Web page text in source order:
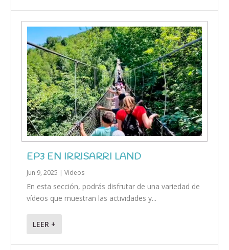
EP3 EN IRRISARRI LAND
Jun 9, 2025 |Vídeos
En esta sección, podrás disfrutar de una variedad de
vídeos que muestran las actividades y...
LEER +